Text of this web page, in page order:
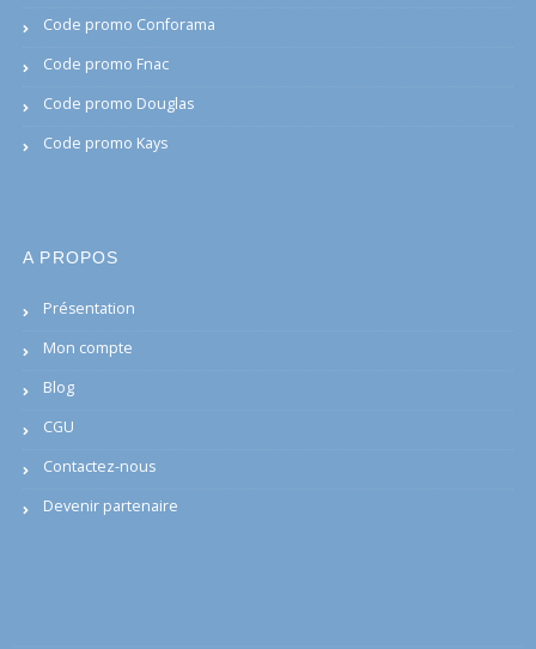
Code promo Conforama
Code promo Fnac
Code promo Douglas
Code promo Kays
A PROPOS
Présentation
Mon compte
Blog
CGU
Contactez-nous
Devenir partenaire